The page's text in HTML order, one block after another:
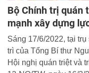
Bộ Chính trị quán
mạnh xây dựng
Sáng 17/6/2022, tại
trì của Tổng Bí thư
Hội nghị quán triệt và